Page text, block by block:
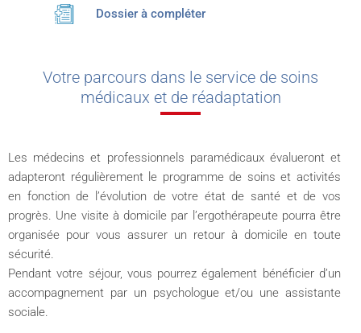
Dossier à compléter
Votre parcours dans le service de soins
médicaux et de réadaptation
Les médecins et professionnels paramédicaux évalueront et
adapteront régulièrement le programme de soins et activités
en fonction de l’évolution de votre état de santé et de vos
progrès. Une visite à domicile par l’ergothérapeute pourra être
organisée pour vous assurer un retour à domicile en toute
sécurité.
Pendant votre séjour, vous pourrez également bénéficier d’un
accompagnement par un psychologue et/ou une assistante
sociale.